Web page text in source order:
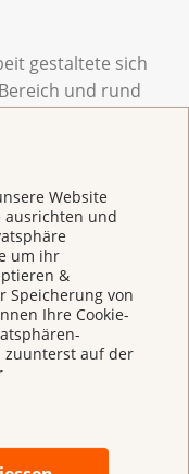
Website
ausrichten und
um ihr
&
Speicherung von
Ihre Cookie-
zuunterst auf der
gestaltete sich
und rund
dem Ereignis
Anzeiger» und
und insgesamt an
später durften
Wochenende
mit einer
einem
pinkfarbenen
bleiben.
der